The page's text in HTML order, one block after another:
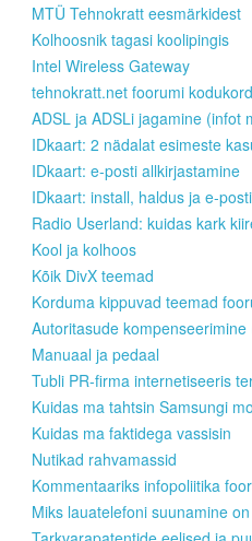
MTÜ Tehnokratt eesmärkidest
Kolhoosnik tagasi koolipingis
Intel Wireless Gateway
tehnokratt.net foorumi kodukord
ADSL ja ADSLi jagamine (infot
IDkaart: 2 nädalat esimeste
IDkaart: e-posti allkirjastamine
IDkaart: install, haldus ja e-
Radio Userland: kuidas kark
Kool ja kolhoos
Kõik DivX teemad
Korduma kippuvad teemad
Autoritasude
Manuaal ja pedaal
Tubli PR-firma internetiseeris
Kuidas ma tahtsin Samsungi
Kuidas ma faktidega vassisin
Nutikad rahvamassid
Kommentaariks infopoliitika
Miks lauatelefoni suunamine